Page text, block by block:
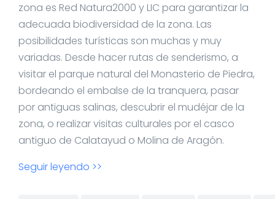
zona es Red Natura2000 y LIC para garantizar la
adecuada biodiversidad de la zona. Las
posibilidades turísticas son muchas y muy
variadas. Desde hacer rutas de senderismo, a
visitar el parque natural del Monasterio de Piedra,
bordeando el embalse de la tranquera, pasar
por antiguas salinas, descubrir el mudéjar de la
zona, o realizar visitas culturales por el casco
antiguo de Calatayud o Molina de Aragón.
Seguir leyendo >>